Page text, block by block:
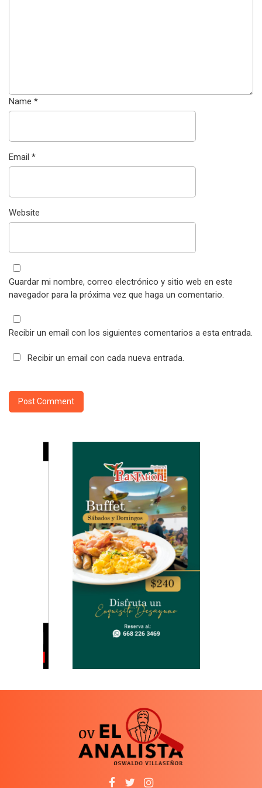
Name *
Email *
Website
Guardar mi nombre, correo electrónico y sitio web en este
navegador para la próxima vez que haga un comentario.
Recibir un email con los siguientes comentarios a esta entrada.
Recibir un email con cada nueva entrada.